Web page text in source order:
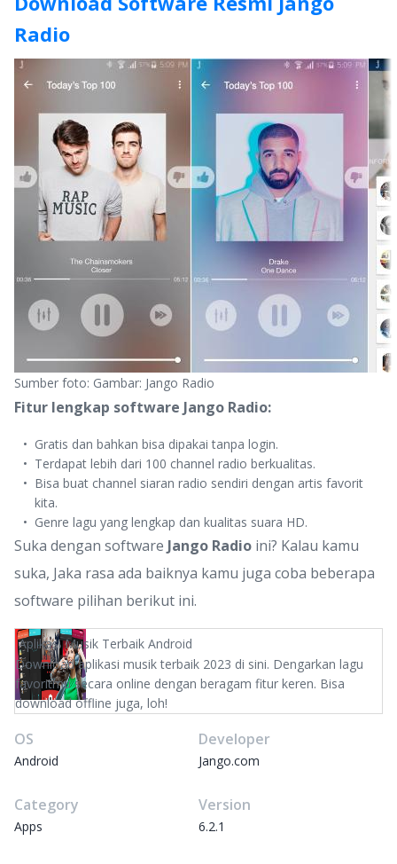
Radio
Sumber foto: Gambar: Jango Radio
Fitur lengkap software Jango Radio:
Gratis dan bahkan bisa dipakai tanpa login.
Terdapat lebih dari 100 channel radio berkualitas.
Bisa buat channel siaran radio sendiri dengan artis favorit
kita.
Genre lagu yang lengkap dan kualitas suara HD.
Suka dengan software Jango Radio ini? Kalau kamu
suka, Jaka rasa ada baiknya kamu juga coba beberapa
software pilihan berikut ini.
Aplikasi Musik Terbaik Android
Download aplikasi musik terbaik 2023 di sini. Dengarkan lagu
favoritmu secara online dengan beragam fitur keren. Bisa
download offline juga, loh!
OS
Android
Developer
Jango.com
Category
Apps
Version
6.2.1